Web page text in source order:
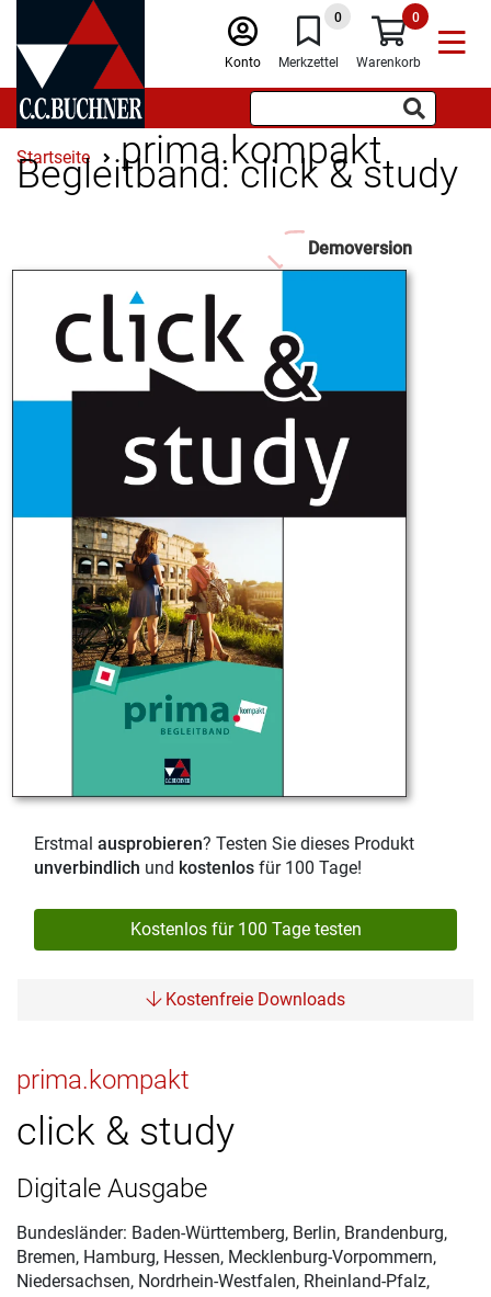
Konto
0
Merkzettel
0
Warenkorb
Startseite prima.kompakt
Begleitband: click & study
Demoversion
Erstmal ausprobieren? Testen Sie dieses Produkt
unverbindlich und kostenlos für 100 Tage!
Kostenlos für 100 Tage testen
Kostenfreie Downloads
prima.kompakt
click & study
Digitale Ausgabe
Bundesländer: Baden-Württemberg, Berlin, Brandenburg,
Bremen, Hamburg, Hessen, Mecklenburg-Vorpommern,
Niedersachsen, Nordrhein-Westfalen, Rheinland-Pfalz,